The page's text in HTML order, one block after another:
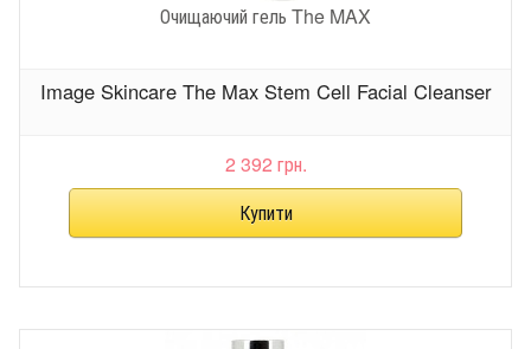
Очищаючий гель The MAX
Image Skincare The Max Stem Cell Facial Cleanser
2 392 грн.